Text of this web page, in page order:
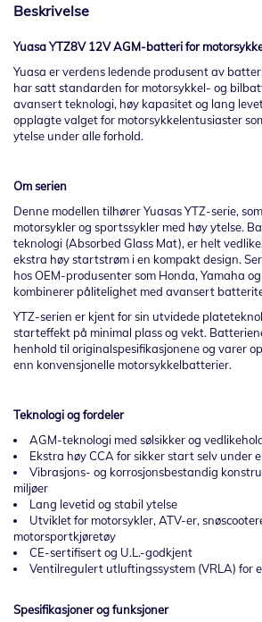
Beskrivelse
Yuasa YTZ8V 12V AGM-batteri for
Yuasa er verdens ledende produsent av
har satt standarden for motorsykkel- og
avansert teknologi, høy kapasitet og lang
opplagte valget for motorsykkelentusiaster
ytelse under alle forhold.
Om serien
Denne modellen tilhører Yuasas YTZ-serie,
motorsykler og sportssykler med høy ytelse.
teknologi (Absorbed Glass Mat), er helt
ekstra høy startstrøm i en kompakt design.
hos OEM-produsenter som Honda, Yamaha
kombinerer pålitelighet med avansert
YTZ-serien er kjent for sin utvidede
starteffekt på minimal plass og vekt.
henhold til originalspesifikasjonene og varer
enn konvensjonelle motorsykkelbatterier.
Teknologi og fordeler
AGM-teknologi med sølsikker og
Ekstra høy CCA for sikker start selv under
Vibrasjons- og korrosjonsbestandig
miljøer
Lang levetid og stabil ytelse
Utviklet for motorsykler, ATV-er,
motorsportkjøretøy
CE-sertifisert og U.L.-godkjent
Ventilregulert utluftingssystem (VRLA) for
Spesifikasjoner og funksjoner